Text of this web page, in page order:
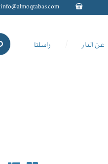
info@almoqtabas.com
عن الدار راسلنا